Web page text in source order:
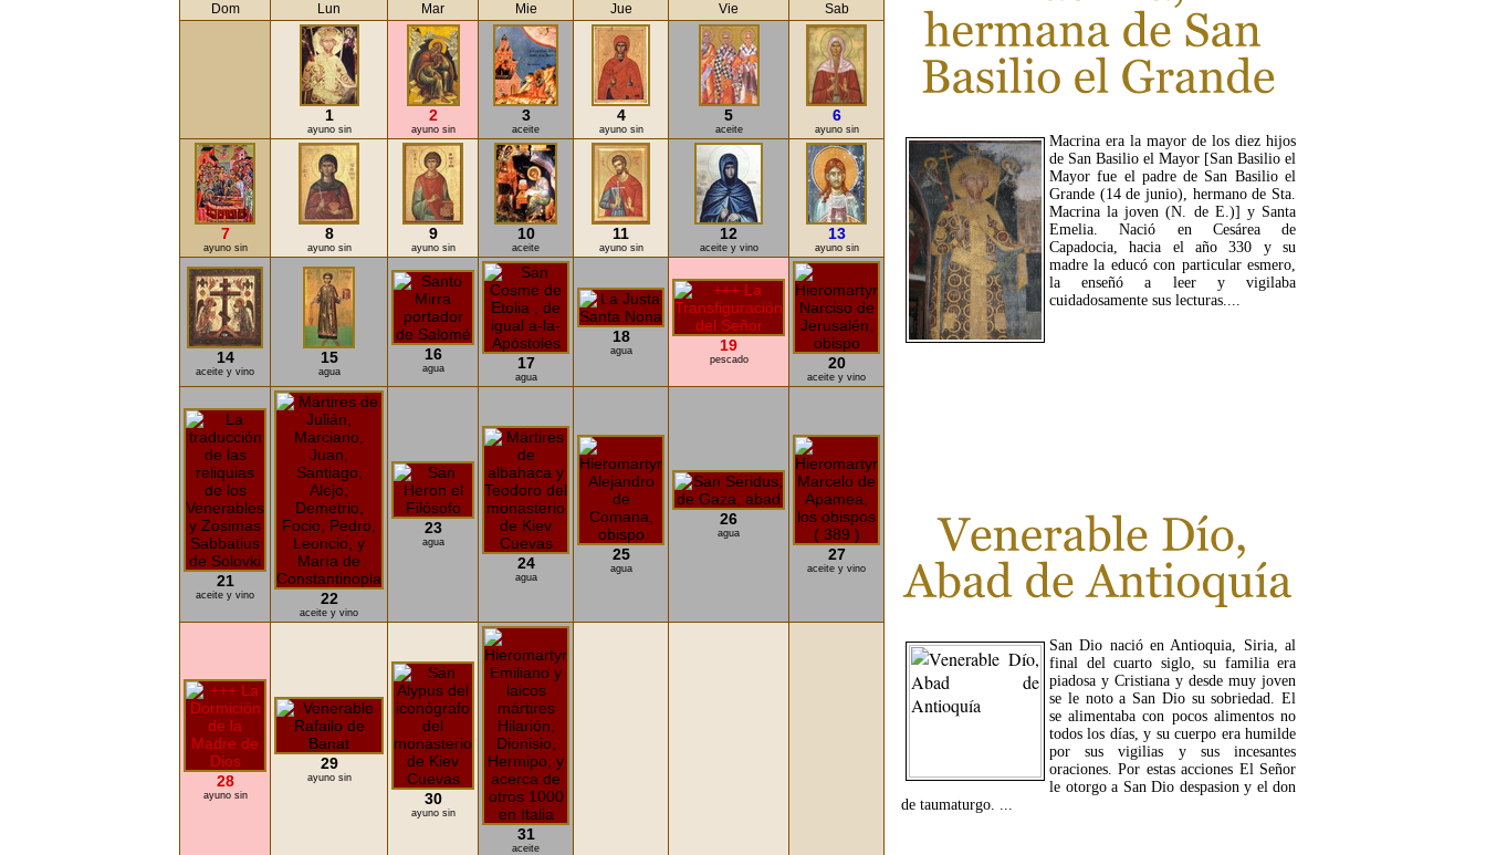
Macrina era la mayor de los diez hijos
de San Basilio el Mayor [San Basilio el
Mayor fue el padre de San Basilio el
Grande (14 de junio), hermano de Sta.
Macrina la joven (N. de E.)] y Santa
Emelia. Nació en Cesárea de
Capadocia, hacia el año 330 y su
madre la educó con particular esmero,
la enseñó a leer y vigilaba
cuidadosamente sus lecturas....
San Dio nació en Antioquia, Siria, al
final del cuarto siglo, su familia era
piadosa y Cristiana y desde muy joven
se le noto a San Dio su sobriedad. El
se alimentaba con pocos alimentos no
todos los días, y su cuerpo era humilde
por sus vigilias y sus incesantes
oraciones. Por estas acciones El Señor
le otorgo a San Dio despasion y el don
de taumaturgo. ...
Dom Lun Mar Mie Jue Vie Sab
1
ayuno sin
2
ayuno sin
3
aceite
4
ayuno sin
5
aceite
6
ayuno sin
7
ayuno sin
8
ayuno sin
9
ayuno sin
10
aceite
11
ayuno sin
12
aceite y vino
13
ayuno sin
14
aceite y vino
15
agua
16
agua 17
agua
18
agua 19
pescado 20
aceite y vino
21
aceite y vino 22
aceite y vino
23
agua
24
agua
25
agua
26
agua
27
aceite y vino
28
ayuno sin
29
ayuno sin
30
ayuno sin
31
aceite